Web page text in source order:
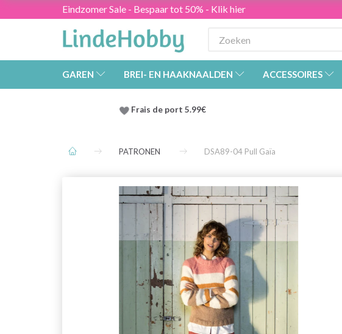
Eindzomer Sale - Bespaar tot 50% - Klik hier
GAREN BREI- EN HAAKNAALDEN ACCESSOIRES
Frais de port 5.99€
PATRONEN DSA89-04 Pull Gaïa